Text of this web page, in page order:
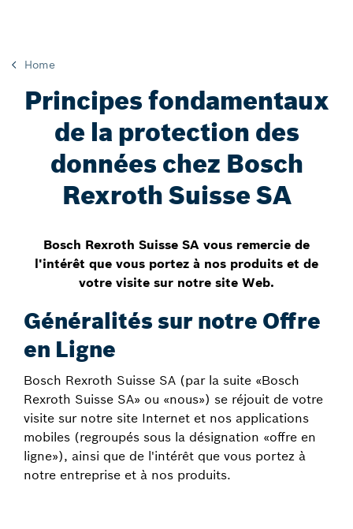
Home
Principes fondamentaux
de la protection des
données chez Bosch
Rexroth Suisse SA
Bosch Rexroth Suisse SA vous remercie de
l'intérêt que vous portez à nos produits et de
votre visite sur notre site Web.
Généralités sur notre Offre
en Ligne
Bosch Rexroth Suisse SA (par la suite «Bosch
Rexroth Suisse SA» ou «nous») se réjouit de votre
visite sur notre site Internet et nos applications
mobiles (regroupés sous la désignation «offre en
ligne»), ainsi que de l'intérêt que vous portez à
notre entreprise et à nos produits.